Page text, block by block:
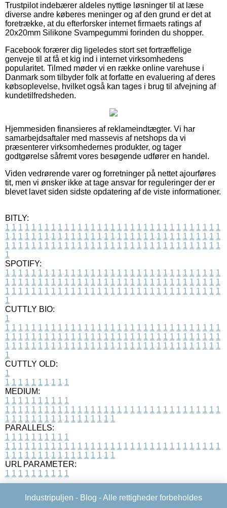
Trustpilot indebærer aldeles nyttige løsninger til at læse
diverse andre køberes meninger og af den grund er det at
foretrække, at du efterforsker internet firmaets ratings af
20x20mm Silikone Svampegummi forinden du shopper.
Facebook forærer dig ligeledes stort set fortræffelige
genveje til at få et kig ind i internet virksomhedens
popularitet. Tilmed møder vi en række online varehuse i
Danmark som tilbyder folk at forfatte en evaluering af deres
købsoplevelse, hvilket også kan tages i brug til afvejning af
kundetilfredsheden.
Hjemmesiden finansieres af reklameindtægter. Vi har
samarbejdsaftaler med massevis af netshops da vi
præsenterer virksomhedernes produkter, og tager
godtgørelse såfremt vores besøgende udfører en handel.
Viden vedrørende varer og forretninger på nettet ajourføres
tit, men vi ønsker ikke at tage ansvar for reguleringer der er
blevet lavet siden sidste opdatering af de viste informationer.
BITLY:
1 1 1 1 1 1 1 1 1 1 1 1 1 1 1 1 1 1 1 1 1 1 1 1 1 1 1 1 1 1 1 1 1
1 1 1 1 1 1 1 1 1 1 1 1 1 1 1 1 1 1 1 1 1 1 1 1 1 1 1 1 1 1 1 1 1
1 1 1 1 1 1 1 1 1 1 1 1 1 1 1 1 1 1 1 1 1 1 1 1 1 1 1 1 1 1 1 1 1
1
SPOTIFY:
1 1 1 1 1 1 1 1 1 1 1 1 1 1 1 1 1 1 1 1 1 1 1 1 1 1 1 1 1 1 1 1 1
1 1 1 1 1 1 1 1 1 1 1 1 1 1 1 1 1 1 1 1 1 1 1 1 1 1 1 1 1 1 1 1 1
1 1 1 1 1 1 1 1 1 1 1 1 1 1 1 1 1 1 1 1 1 1 1 1 1 1 1 1 1 1 1 1 1
1
CUTTLY BIO:
1
1 1 1 1 1 1 1 1 1 1 1 1 1 1 1 1 1 1 1 1 1 1 1 1 1 1 1 1 1 1 1 1 1
1 1 1 1 1 1 1 1 1 1 1 1 1 1 1 1 1 1 1 1 1 1 1 1 1 1 1 1 1 1 1 1 1
1 1 1 1 1 1 1 1 1 1 1 1 1 1 1 1 1 1 1 1 1 1 1 1 1 1 1 1 1 1 1 1 1
1
CUTTLY OLD:
1
1 1 1 1 1 1 1 1 1 1
MEDIUM:
1 1 1 1 1 1 1 1 1 1
1 1 1 1 1 1 1 1 1 1 1 1 1 1 1 1 1 1 1 1 1 1 1 1 1 1 1 1 1 1 1 1 1
1 1 1 1 1 1 1 1 1 1 1 1 1 1 1 1 1
PARALLELS:
1 1 1 1 1 1 1 1 1 1
1 1 1 1 1 1 1 1 1 1 1 1 1 1 1 1 1 1 1 1 1 1 1 1 1 1 1 1 1 1 1 1 1
1 1 1 1 1 1 1 1 1 1 1 1 1 1 1 1 1
URL PARAMETER:
1 1 1 1 1 1 1 1 1 1
Industripuljen - Blog - Alle rettigheder forbeholdes